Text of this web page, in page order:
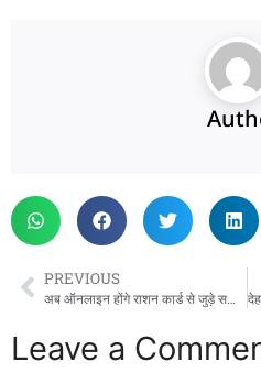
PREVIOUS
अब ऑनलाइन होंगे राशन कार्ड से जुड़े सभी काम, यूआरसीएमएस पोर्टल लागू
Leave a